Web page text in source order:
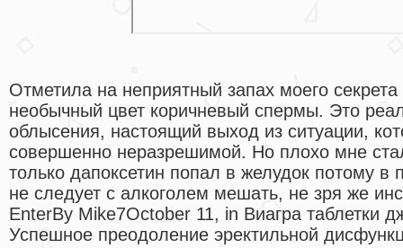
Отметила на неприятный запах моего
необычный цвет коричневый спермы. Это
облысения, настоящий выход из ситуации,
совершенно неразрешимой. Но плохо мне
только дапоксетин попал в желудок потому
не следует с алкоголем мешать, не зря же
EnterBy Mike7October 11, in Виагра таблетки
Успешное преодоление эректильной